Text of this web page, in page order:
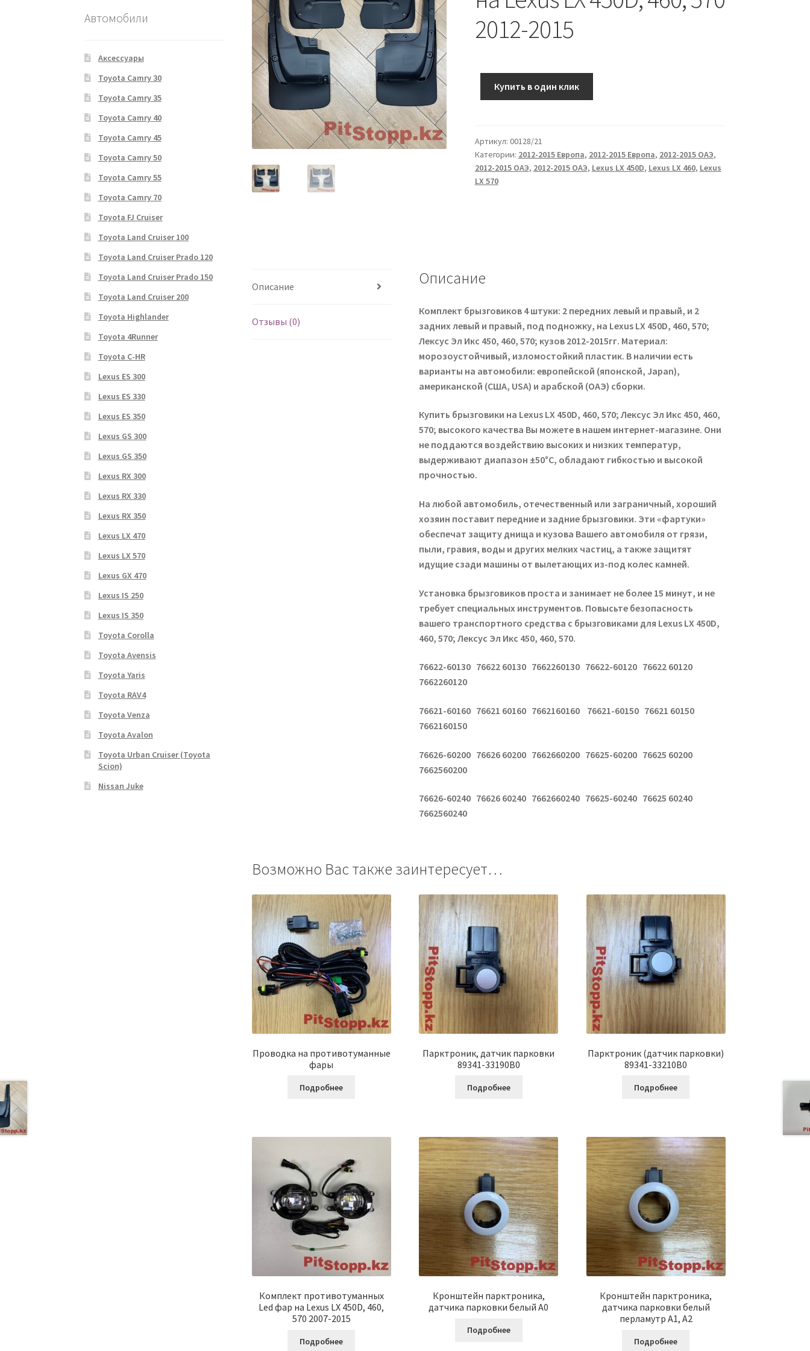
2012-2015
Купить в один клик
Артикул: 00128/21
Категории: 2012-2015 Европа, 2012-2015 Европа, 2012-2015 ОАЭ,
2012-2015 ОАЭ, 2012-2015 ОАЭ, Lexus LX 450D, Lexus LX 460, Lexus
LX 570
Описание
Отзывы (0)
Описание
Комплект брызговиков 4 штуки: 2 передних левый и правый, и 2
задних левый и правый, под подножку, на Lexus LX 450D, 460, 570;
Лексус Эл Икс 450, 460, 570; кузов 2012-2015гг. Материал:
морозоустойчивый, изломостойкий пластик. В наличии есть
варианты на автомобили: европейской (японской, Japan),
американской (США, USA) и арабской (ОАЭ) сборки.
Купить брызговики на Lexus LX 450D, 460, 570; Лексус Эл Икс 450, 460,
570; высокого качества Вы можете в нашем интернет-магазине. Они
не поддаются воздействию высоких и низких температур,
выдерживают диапазон ±50°С, обладают гибкостью и высокой
прочностью.
На любой автомобиль, отечественный или заграничный, хороший
хозяин поставит передние и задние брызговики. Эти «фартуки»
обеспечат защиту днища и кузова Вашего автомобиля от грязи,
пыли, гравия, воды и других мелких частиц, а также защитят
идущие сзади машины от вылетающих из-под колес камней.
Установка брызговиков проста и занимает не более 15 минут, и не
требует специальных инструментов. Повысьте безопасность
вашего транспортного средства с брызговиками для Lexus LX 450D,
460, 570; Лексус Эл Икс 450, 460, 570.
76622-60130 76622 60130 7662260130 76622-60120 76622 60120
7662260120
76621-60160 76621 60160 7662160160 76621-60150 76621 60150
7662160150
76626-60200 76626 60200 7662660200 76625-60200 76625 60200
7662560200
76626-60240 76626 60240 7662660240 76625-60240 76625 60240
7662560240
Возможно Вас также заинтересует…
Проводка на противотуманные
фары
Подробнее
Парктроник, датчик парковки
89341-33190B0
Подробнее
Парктроник (датчик парковки)
89341-33210B0
Подробнее
Комплект противотуманных
Led фар на Lexus LX 450D, 460,
570 2007-2015
Подробнее
Кронштейн парктроника,
датчика парковки белый A0
Подробнее
Кронштейн парктроника,
датчика парковки белый
перламутр A1, A2
Подробнее
Автомобили
Аксессуары
Toyota Camry 30
Toyota Camry 35
Toyota Camry 40
Toyota Camry 45
Toyota Camry 50
Toyota Camry 55
Toyota Camry 70
Toyota FJ Cruiser
Toyota Land Cruiser 100
Toyota Land Cruiser Prado 120
Toyota Land Cruiser Prado 150
Toyota Land Cruiser 200
Toyota Highlander
Toyota 4Runner
Toyota C-HR
Lexus ES 300
Lexus ES 330
Lexus ES 350
Lexus GS 300
Lexus GS 350
Lexus RX 300
Lexus RX 330
Lexus RX 350
Lexus LX 470
Lexus LX 570
Lexus GX 470
Lexus IS 250
Lexus IS 350
Toyota Corolla
Toyota Avensis
Toyota Yaris
Toyota RAV4
Toyota Venza
Toyota Avalon
Toyota Urban Cruiser (Toyota
Scion)
Nissan Juke